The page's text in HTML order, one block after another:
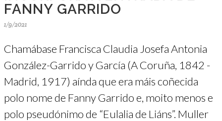
FANNY GARRIDO
1/9/2021
Chamábase Francisca Claudia Josefa Antonia
González-Garrido y García (A Coruña, 1842 -
Madrid, 1917) aínda que era máis coñecida
polo nome de Fanny Garrido e, moito menos e
polo pseudónimo de “Eulalia de Liáns”. Muller